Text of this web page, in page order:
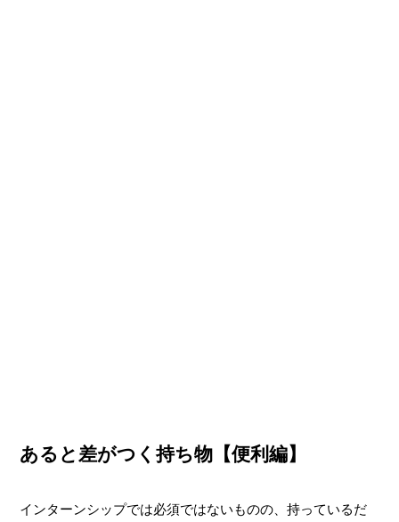
あると差がつく持ち物【便利編】
インターンシップでは必須ではないものの、持っているだ